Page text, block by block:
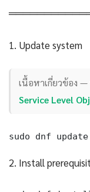
1. Update system
เนื้อหาเกี่ยวข้อง —
Service Level
sudo dnf
2. Install